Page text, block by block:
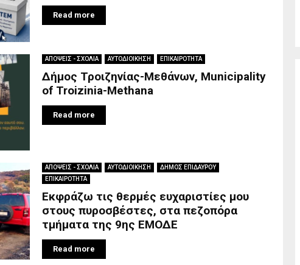
Read more
ΑΠΟΨΕΙΣ - ΣΧΟΛΙΑ ΑΥΤΟΔΙΟΙΚΗΣΗ ΕΠΙΚΑΙΡΟΤΗΤΑ
Δήμος Τροιζηνίας-Μεθάνων, Municipality
of Troizinia-Methana
Read more
ΑΠΟΨΕΙΣ - ΣΧΟΛΙΑ ΑΥΤΟΔΙΟΙΚΗΣΗ
ΔΗΜΟΣ ΕΠΙΔΑΥΡΟΥ
ΕΠΙΚΑΙΡΟΤΗΤΑ
Εκφράζω τις θερμές ευχαριστίες μου
στους πυροσβέστες, στα πεζοπόρα
τμήματα της 9ης ΕΜΟΔΕ
Read more